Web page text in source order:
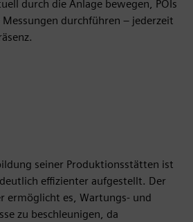
durch die Anlage bewegen, POIs
durchführen – jederzeit
seiner Produktionsstätten ist
effizienter aufgestellt. Der
ermöglicht es, Wartungs- und
zu beschleunigen, da